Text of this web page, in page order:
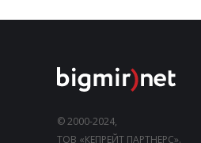
© 2000-2024,
ТОВ «КЕПРЕЙТ ПАРТНЕРС».